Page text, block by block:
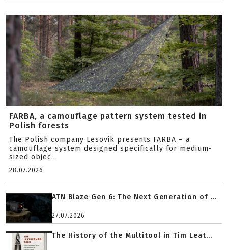
FARBA, a camouflage pattern system tested in
Polish forests
The Polish company Lesovik presents FARBA – a
camouflage system designed specifically for medium-
sized objec...
28.07.2026
ATN Blaze Gen 6: The Next Generation of ...
27.07.2026
The History of the Multitool in Tim Leat...